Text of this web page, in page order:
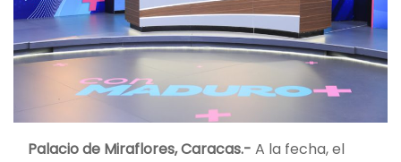
Palacio de Miraflores, Caracas.- A la fecha, el